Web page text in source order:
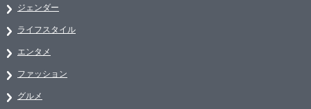
ジェンダー
ライフスタイル
エンタメ
ファッション
グルメ